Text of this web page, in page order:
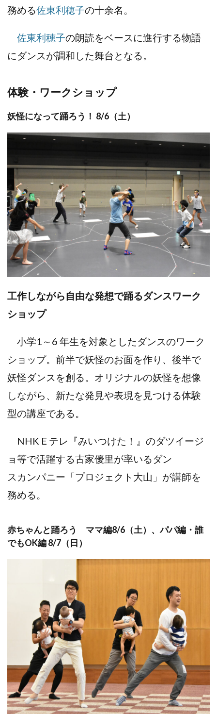
務める佐東利穂子の十余名。
佐東利穂子の朗読をベースに進行する物語
にダンスが調和した舞台となる。
体験・ワークショップ
妖怪になって踊ろう！ 8/6（土）
工作しながら自由な発想で踊るダンスワーク
ショップ
小学1～6 年生を対象としたダンスのワーク
ショップ。前半で妖怪のお面を作り、後半で
妖怪ダンスを創る。オリジナルの妖怪を想像
しながら、新たな発見や表現を見つける体験
型の講座である。
NHK E テレ『みいつけた！』のダツイージ
ョ等で活躍する古家優里が率いるダン
スカンパニー「プロジェクト大山」が講師を
務める。
赤ちゃんと踊ろう ママ編8/6（土）、パパ編・誰
でもOK編 8/7（日）